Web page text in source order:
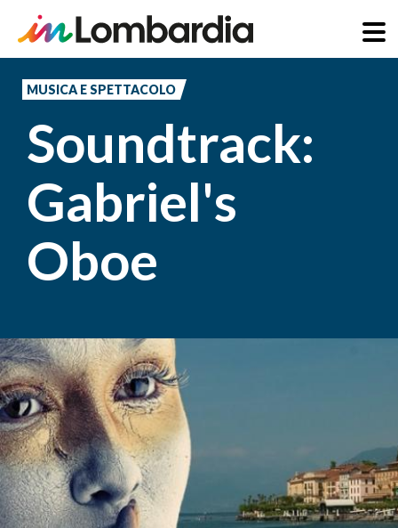
principale
MUSICA E SPETTACOLO
Soundtrack:
Gabriel's
Oboe